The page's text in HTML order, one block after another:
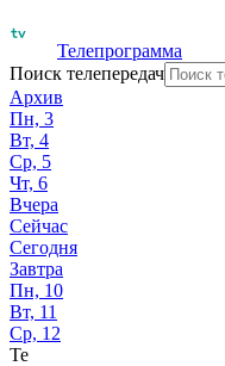
Телепрограмма
Поиск телепередач
Архив
Пн, 3
Вт, 4
Ср, 5
Чт, 6
Вчера
Сейчас
Сегодня
Завтра
Пн, 10
Вт, 11
Ср, 12
Те